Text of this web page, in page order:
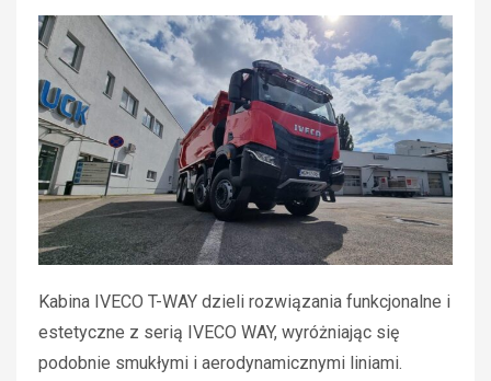
Kabina IVECO T-WAY dzieli rozwiązania funkcjonalne i
estetyczne z serią IVECO WAY, wyróżniając się
podobnie smukłymi i aerodynamicznymi liniami.